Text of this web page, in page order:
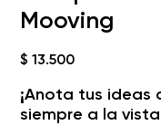
Mooving
$ 13.500
¡Anota tus ideas
siempre a la